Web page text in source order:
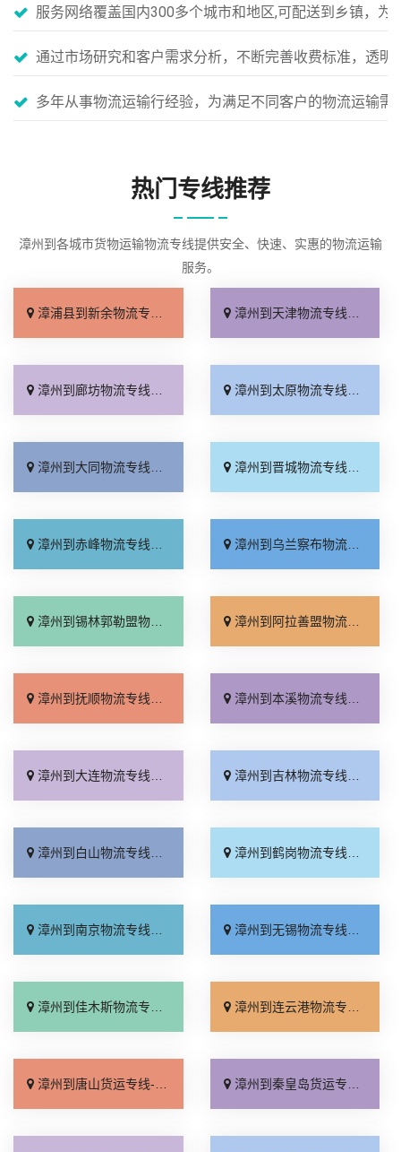
服务网络覆盖国内300多个城市和地区,可配送到乡镇，为
通过市场研究和客户需求分析，不断完善收费标准，透明
多年从事物流运输行经验，为满足不同客户的物流运输
热门专线推荐
漳州到各城市货物运输物流专线提供安全、快速、实惠的物流运输
服务。
漳浦县到新余物流专线_直发全境「价格实惠」 漳州到天津物流专线_高效快运「运价查询」
漳州到廊坊物流专线_合理收费「来电咨询」 漳州到太原物流专线_一站式托运「专线直达」
漳州到大同物流专线_全程直达「一站式托运」 漳州到晋城物流专线_每日发车「快运直达」
漳州到赤峰物流专线_全程直达「高效运输」 漳州到乌兰察布物流专线_计费标准「快速响应」
漳州到锡林郭勒盟物流专线_市县闪送「高效快运」 漳州到阿拉善盟物流专线_资质齐全「快速响应」
漳州到抚顺物流专线_定点发车「多少一方」 漳州到本溪物流专线_几天到达「收费标准」
漳州到大连物流专线_运价查询「无需中转」 漳州到吉林物流专线_无需中转「快运直达」
漳州到白山物流专线_直发全境「高效快运」 漳州到鹤岗物流专线_资质齐全「全境派送」
漳州到南京物流专线_天天发车「专业可靠」 漳州到无锡物流专线_限时必达「门到门接送」
漳州到佳木斯物流专线_高效快运「运保时效」 漳州到连云港物流专线_价格实惠「直达到站」
漳州到唐山货运专线-漳州到唐山物流公司_资质齐全「合同承运」 漳州到秦皇岛货运专线-漳州到秦皇岛物流公司_运价查询「计费标准」